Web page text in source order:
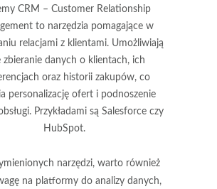
CRM – Customer Relationship
to narzędzia pomagające w
relacjami z klientami. Umożliwiają
zbieranie danych o klientach, ich
oraz historii zakupów, co
personalizację ofert i podnoszenie
Przykładami są Salesforce czy
HubSpot.
narzędzi, warto również
na platformy do analizy danych,